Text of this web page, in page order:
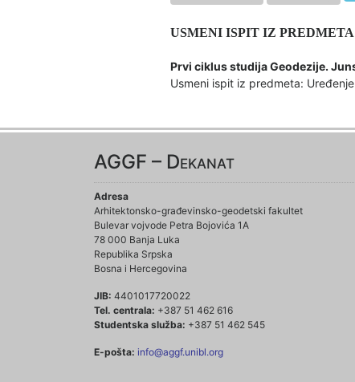
USMENI ISPIT IZ
Prvi ciklus studija Geodezije. Ju
Usmeni ispit iz predmeta:
AGGF – Dekanat
Adresa
Arhitektonsko-građevinsko-geodetski fakultet
Bulevar vojvode Petra Bojovića 1A
78 000 Banja Luka
Republika Srpska
Bosna i Hercegovina
JIB: 4401017720022
Tel. centrala: +387 51 462 616
Studentska služba: +387 51 462 545
E-pošta: info@aggf.unibl.org